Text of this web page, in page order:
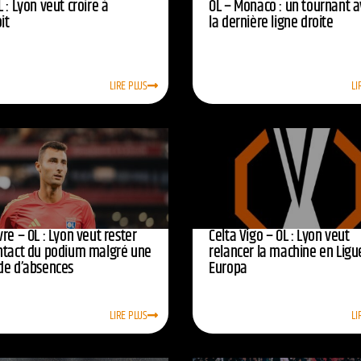
: Lyon veut croire à
LIRE PLUS
OL – Monaco : un tournant
la dernière ligne droite
– OL : Lyon veut rester
du podium malgré une
d’absences
LIRE PLUS
Celta Vigo – OL : Lyon veut
relancer la machine en
Europa